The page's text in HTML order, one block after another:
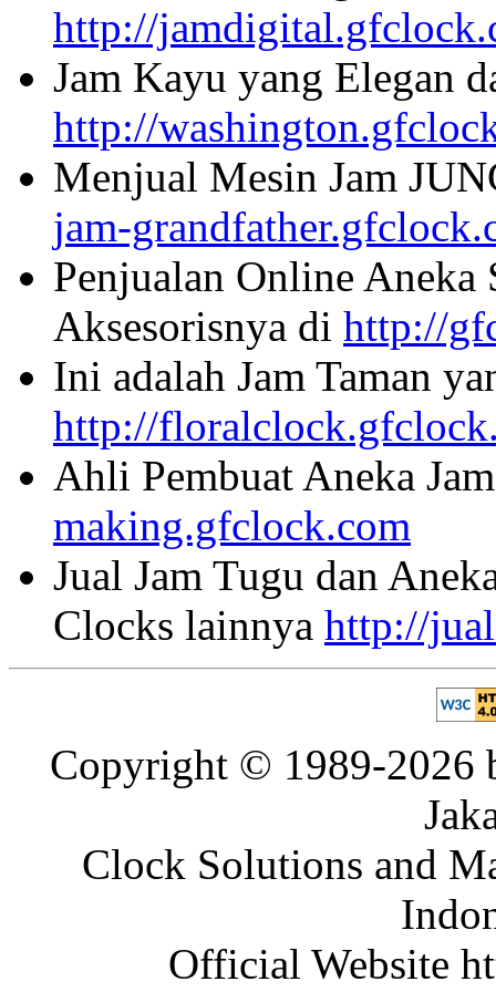
http://
Jam Kayu yang Elegan
http://
Menjual Mesin Jam
jam-
Penjualan Online Aneka
Aksesorisnya di http://
Ini adalah Jam Taman
http://
Ahli Pembuat Aneka
making.gfclock.com
Jual Jam Tugu dan
Clocks lainnya http://
Copyright © 1989-2026
Clock Solutions and
Official Website